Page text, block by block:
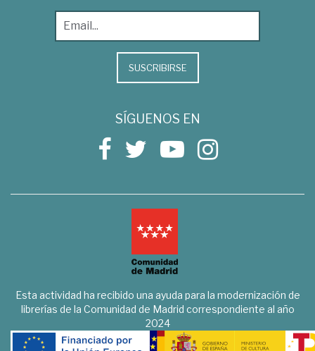
SUSCRIBIRSE
SÍGUENOS EN
Esta actividad ha recibido una ayuda para la modernización de
librerías de la Comunidad de Madrid correspondiente al año
2024